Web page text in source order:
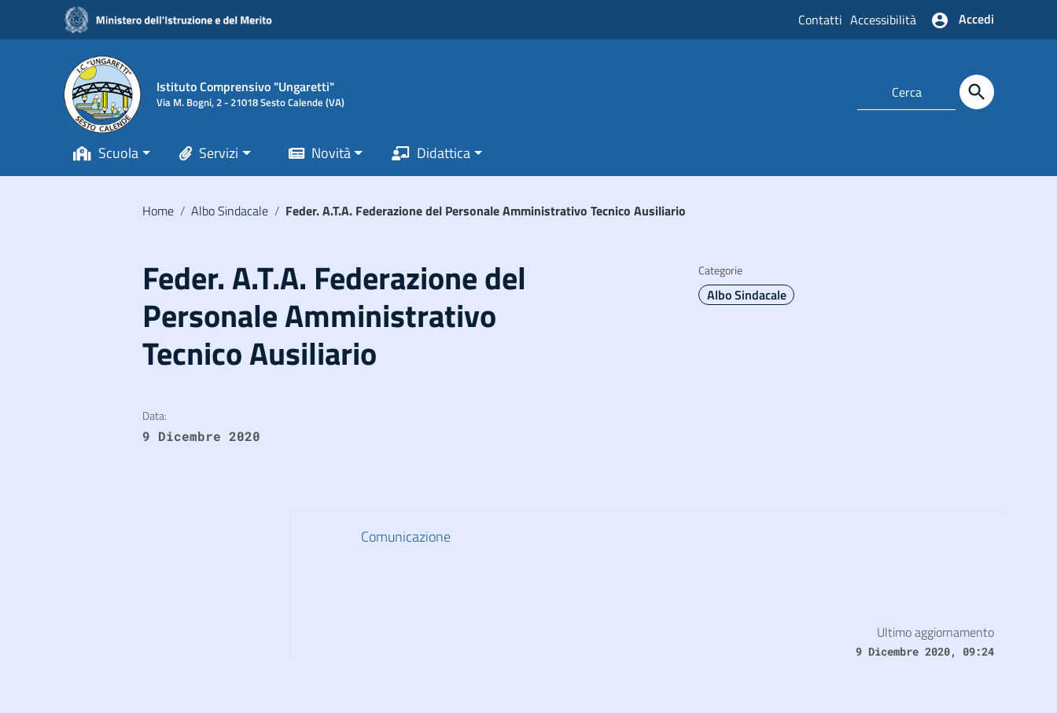
Vai ai contenuti
Vai al menu di navigazione
Vai al footer
Contatti Accessibilità Accedi
Istituto Comprensivo "Ungaretti"
Via M. Bogni, 2 - 21018 Sesto Calende (VA)
Scuola Servizi Novità Didattica
Home / Albo Sindacale / Feder. A.T.A. Federazione del Personale Amministrativo Tecnico Ausiliario
Feder. A.T.A. Federazione del
Personale Amministrativo
Tecnico Ausiliario
Categorie
Albo Sindacale
Data:
9 Dicembre 2020
Comunicazione
Ultimo aggiornamento
9 Dicembre 2020, 09:24